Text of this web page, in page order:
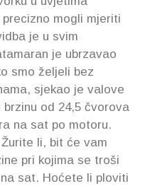
mogli mjeriti
je u svim
je ubrzavao
smo željeli bez
sjekao je valove
od 24,5 čvorova
na sat po motoru.
li, bit će vam
pri kojima se troši
sat. Hoćete li ploviti